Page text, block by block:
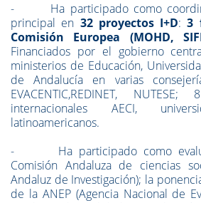
- Ha participado como
principal en 32 proyectos I+D:3
Comisión Europea (MOHD,
Financiados por el gobierno
ministerios de Educación,
de Andalucía en varias
EVACENTIC,REDINET,
internacionales AECI,
latinoamericanos.
- Ha participado como
Comisión Andaluza de ciencias
Andaluz de Investigación); la
de la ANEP (Agencia Nacional de